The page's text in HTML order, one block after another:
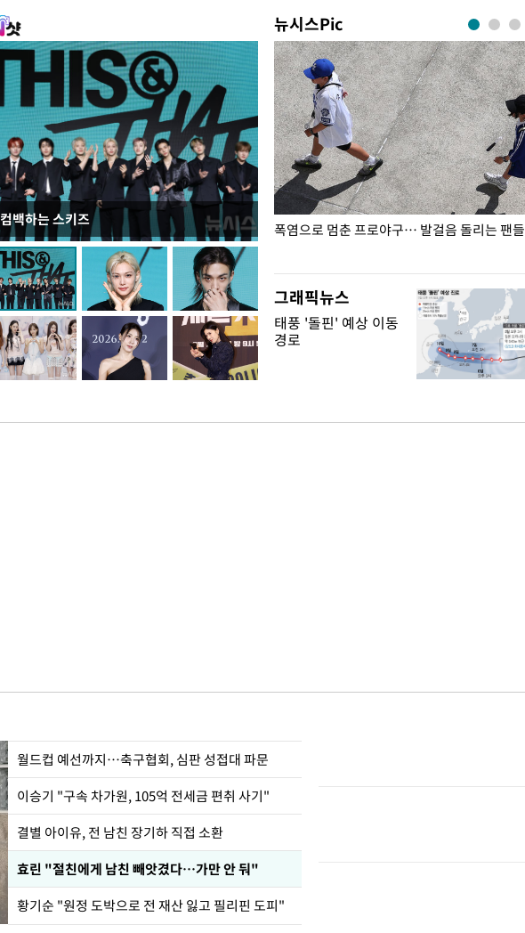
컴백하는 스키즈
뉴시스Pic
입추 하루 앞둔 전남광주… 열화상 카메라에 담긴
폭염
폭염으로 멈춘 프로야구… 발걸음 돌리는 팬들
그래픽뉴스
태풍 '돌핀' 예상 이동
경로
월드컵 예선까지…축구협회, 심판 성접대 파문
이승기 "구속 차가원, 105억 전세금 편취 사기"
결별 아이유, 전 남친 장기하 직접 소환
효린 "절친에게 남친 빼앗겼다…가만 안 둬"
황기순 "원정 도박으로 전 재산 잃고 필리핀 도피"